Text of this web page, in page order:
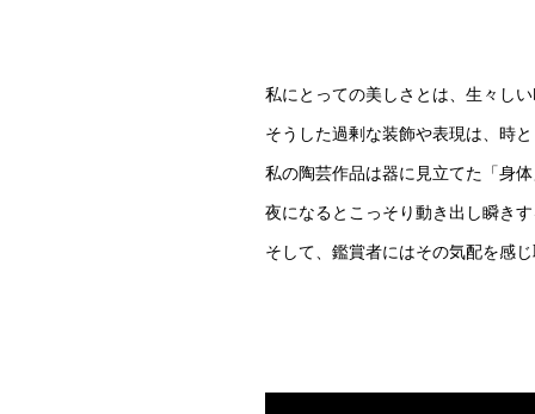
私にとっての美しさとは、生々し
そうした過剰な装飾や表現は、時
私の陶芸作品は器に見立てた「身
夜になるとこっそり動き出し瞬き
そして、鑑賞者にはその気配を感